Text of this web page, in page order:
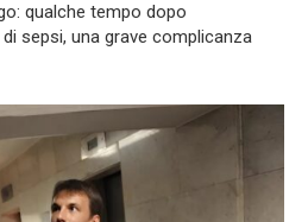
qualche tempo dopo
sepsi, una grave complicanza